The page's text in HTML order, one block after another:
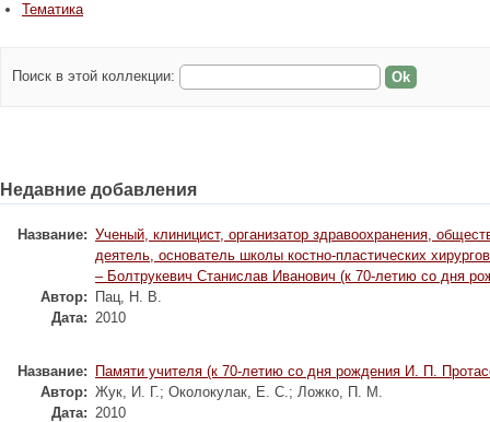
Тематика
Поиск в этой коллекции:
Недавние добавления
Название: Ученый, клиницист, организатор здравоохранения,
деятель, основатель школы костно-пластических
– Болтрукевич Станислав Иванович (к 70-летию со дня
Автор:
Пац, Н. В.
Дата: 2010
Название:
Памяти учителя (к 70-летию со дня рождения И. П.
Автор: Жук, И. Г.; Околокулак, Е. С.; Ложко, П. М.
Дата: 2010